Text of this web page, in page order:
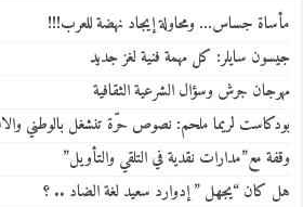
مأساة جساس… ومحاولة إيجاد نهضة للعرب!!!
جيسون سايلر: كل مهمة فنية لغز جديد
مهرجان جرش وسؤال الشرعية الثقافية
بودكاست لريما ملحم: نصوص حرّة تنشغل بالوطني
وقفة مع”مدارات نقدية في التلقي والتأويل”
هل كان “يجهل ” إدوارد سعيد لغة الضاد .. ؟